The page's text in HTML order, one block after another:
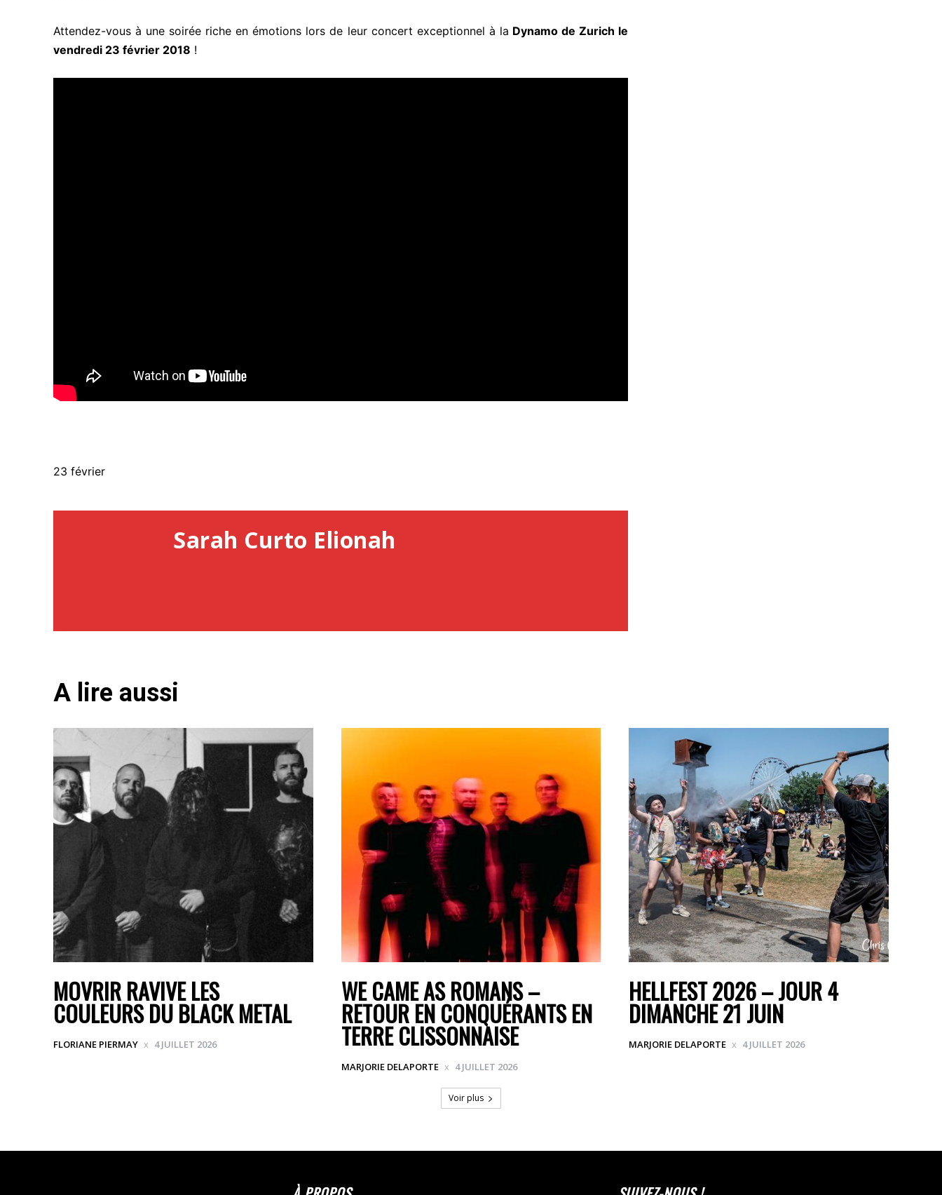
Attendez-vous à une soirée riche en émotions lors de leur concert exceptionnel à la Dynamo de Zurich le
vendredi 23 février 2018 !
23 février
Sarah Curto Elionah
A lire aussi
MOVRIR RAVIVE LES
COULEURS DU BLACK METAL
FLORIANE PIERMAY 4 JUILLET 2026
WE CAME AS ROMANS –
RETOUR EN CONQUÉRANTS EN
TERRE CLISSONNAISE
MARJORIE DELAPORTE 4 JUILLET 2026
HELLFEST 2026 – JOUR 4
DIMANCHE 21 JUIN
MARJORIE DELAPORTE 4 JUILLET 2026
Voir plus